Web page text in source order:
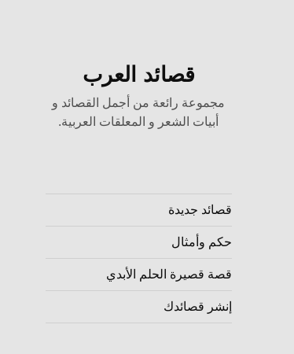
قصائد العرب
مجموعة رائعة من أجمل القصائد و
أبيات الشعر و المعلقات العربية.
قصائد جديدة
حكم وأمثال
قصة قصيرة الحلم الأبدي
إنشر قصائدك